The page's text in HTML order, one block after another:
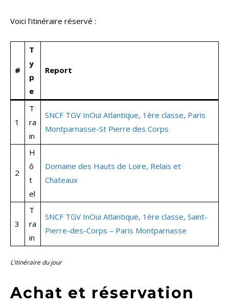
Voici l’itinéraire réservé :
#
T
y
p
e
Report
1
T
ra
in
SNCF TGV InOui Atlantique, 1ère classe, Paris
Montparnasse-St Pierre des Corps
2
H
ô
t
el
Domaine des Hauts de Loire, Relais et
Chateaux
3
T
ra
in
SNCF TGV InOui Atlantique, 1ère classe, Saint-
Pierre-des-Corps – Paris Montparnasse
L’itinéraire du jour
Achat et réservation